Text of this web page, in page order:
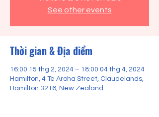
See other events
Thời gian & Địa điểm
16:00 15 thg 2, 2024 – 18:00 04 thg 4, 2024
Hamilton, 4 Te Aroha Street, Claudelands,
Hamilton 3216, New Zealand